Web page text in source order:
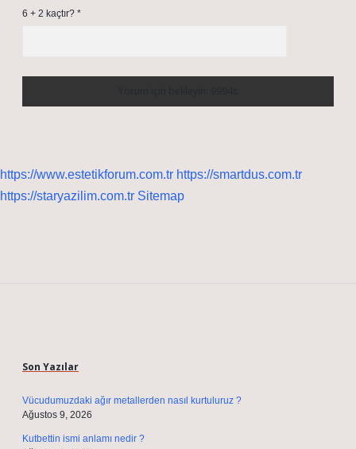
6 + 2 kaçtır? *
https://www.estetikforum.com.tr https://smartdus.com.tr
https://staryazilim.com.tr Sitemap
Son Yazılar
Vücudumuzdaki ağır metallerden nasıl kurtuluruz ?
Ağustos 9, 2026
Kutbettin ismi anlamı nedir ?